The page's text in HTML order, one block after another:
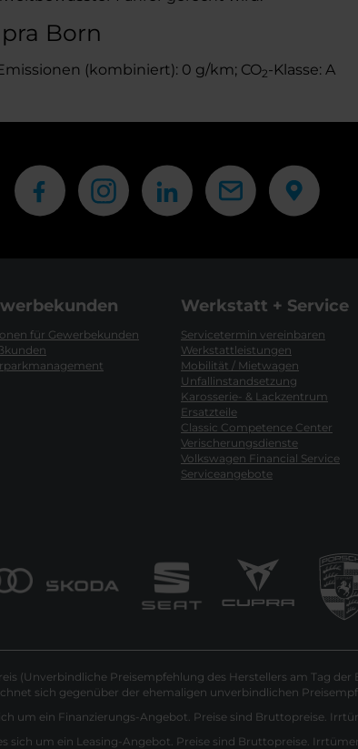
Born
(kombiniert): 0 g/km; CO2-Klasse: A
für Gewerbekunden
Werkstatt + Service
Servicetermin vereinbaren
Werkstattleistungen
Mobilität / Mietwagen
Unfallinstandsetzung
Karosserie- & Lackzentrum
Ersatzteile
Classic Competence Center
Verischerungsdienste
Volkswagen Financial Service
Serviceangebote
(Unverbindliche Preisempfehlung des Herstellers am Tag der
sich gegenüber der ehemaligen unverbindlichen
um ein Finanzierungs-Angebot. Preise sind Bruttopreise.
sich um ein Leasing-Angebot. Preise sind Bruttopreise.